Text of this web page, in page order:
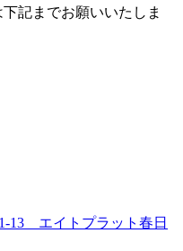
記までお願いいたしま
13 エイトプラット春日